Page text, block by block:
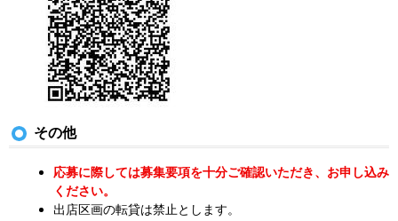
その他
応募に際しては募集要項を十分ご確認いただき、お申し込み
ください。
出店区画の転貸は禁止とします。